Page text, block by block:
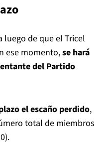
luego de que el Tricel
ese momento,se hará
del Partido
el escaño perdido,
total de miembros